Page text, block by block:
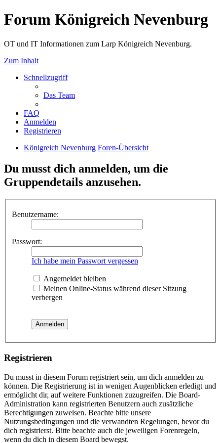
Forum Königreich Nevenburg
OT und IT Informationen zum Larp Königreich Nevenburg.
Zum Inhalt
Schnellzugriff
Das Team
FAQ
Anmelden
Registrieren
Königreich Nevenburg Foren-Übersicht
Du musst dich anmelden, um die
Gruppendetails anzusehen.
Benutzername:
Passwort:
Ich habe mein Passwort vergessen
Angemeldet bleiben
Meinen Online-Status während dieser Sitzung
verbergen
Registrieren
Du musst in diesem Forum registriert sein, um dich anmelden zu
können. Die Registrierung ist in wenigen Augenblicken erledigt und
ermöglicht dir, auf weitere Funktionen zuzugreifen. Die Board-
Administration kann registrierten Benutzern auch zusätzliche
Berechtigungen zuweisen. Beachte bitte unsere
Nutzungsbedingungen und die verwandten Regelungen, bevor du
dich registrierst. Bitte beachte auch die jeweiligen Forenregeln,
wenn du dich in diesem Board bewegst.